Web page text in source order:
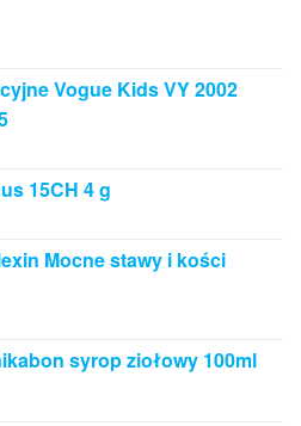
Vogue Kids VY 2002
15CH 4 g
Mocne stawy i kości
syrop ziołowy 100ml